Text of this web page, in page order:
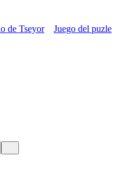
de Tseyor
Juego del puzle